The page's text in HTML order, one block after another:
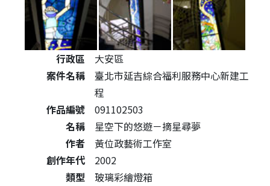
公共藝術作品詳細資料
行政區
大安區
案件名稱
臺北市延吉綜合福利服務中心新建工
程
作品編號
091102503
名稱
星空下的悠遊－摘星尋夢
作者
黃位政藝術工作室
創作年代
2002
類型
玻璃彩繪燈箱